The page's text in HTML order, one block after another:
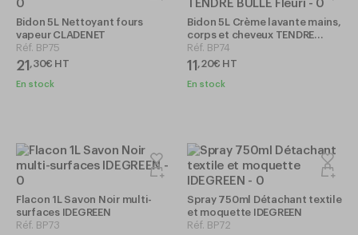
Bidon 5L Nettoyant fours
vapeur CLADENET
Réf. BP75
21,30€ HT
En stock
Bidon 5L Crème lavante mains,
corps et cheveux TENDRE
BULLE Fleuri
Réf. BP74
11,20€ HT
En stock
Flacon 1L Savon Noir multi-
surfaces IDEGREEN
Réf. BP73
Spray 750ml Détachant textile
et moquette IDEGREEN
Réf. BP72